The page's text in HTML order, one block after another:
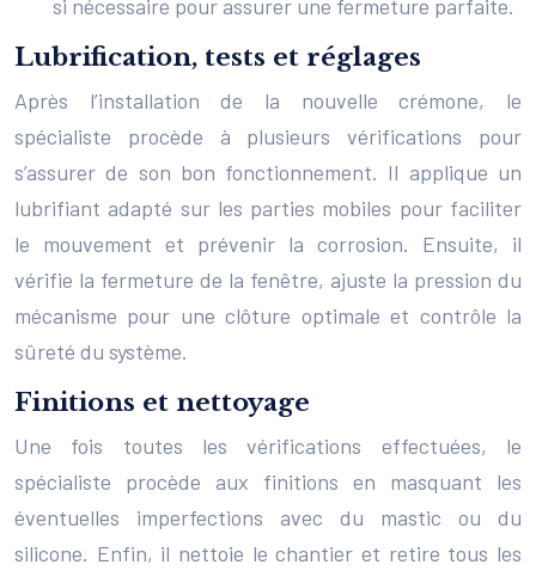
si nécessaire pour assurer une fermeture parfaite.
Lubrification, tests et réglages
Après l’installation de la nouvelle crémone, le
spécialiste procède à plusieurs vérifications pour
s’assurer de son bon fonctionnement. Il applique un
lubrifiant adapté sur les parties mobiles pour faciliter
le mouvement et prévenir la corrosion. Ensuite, il
vérifie la fermeture de la fenêtre, ajuste la pression du
mécanisme pour une clôture optimale et contrôle la
sûreté du système.
Finitions et nettoyage
Une fois toutes les vérifications effectuées, le
spécialiste procède aux finitions en masquant les
éventuelles imperfections avec du mastic ou du
silicone. Enfin, il nettoie le chantier et retire tous les